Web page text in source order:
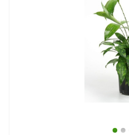
zakaz@topcvetok.ru